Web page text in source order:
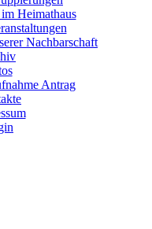
Heimathaus
Nachbarschaft
Antrag